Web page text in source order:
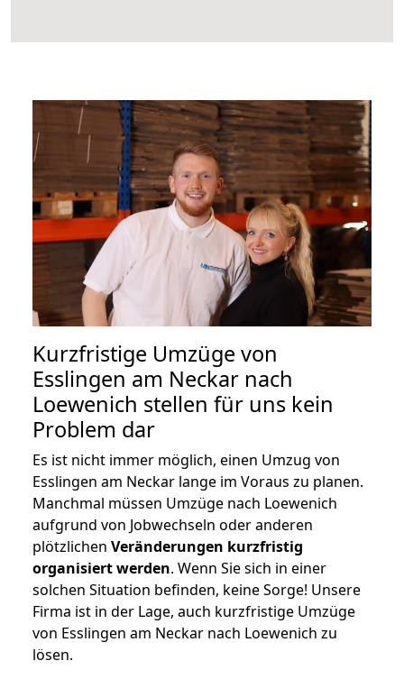
Kurzfristige Umzüge von
Esslingen am Neckar nach
Loewenich stellen für uns kein
Problem dar
Es ist nicht immer möglich, einen Umzug von
Esslingen am Neckar lange im Voraus zu planen.
Manchmal müssen Umzüge nach Loewenich
aufgrund von Jobwechseln oder anderen
plötzlichen Veränderungen kurzfristig
organisiert werden. Wenn Sie sich in einer
solchen Situation befinden, keine Sorge! Unsere
Firma ist in der Lage, auch kurzfristige Umzüge
von Esslingen am Neckar nach Loewenich zu
lösen.